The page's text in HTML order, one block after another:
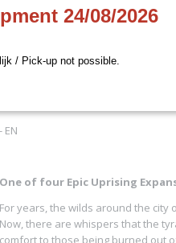
Productcode leverancier
Epic -
Scarros
- EN
One of four Epic Uprising
For years, the wilds around the
Now, there are whispers that the
comfort to those being burned out
24/08/2026
/ Pick-up not possible.